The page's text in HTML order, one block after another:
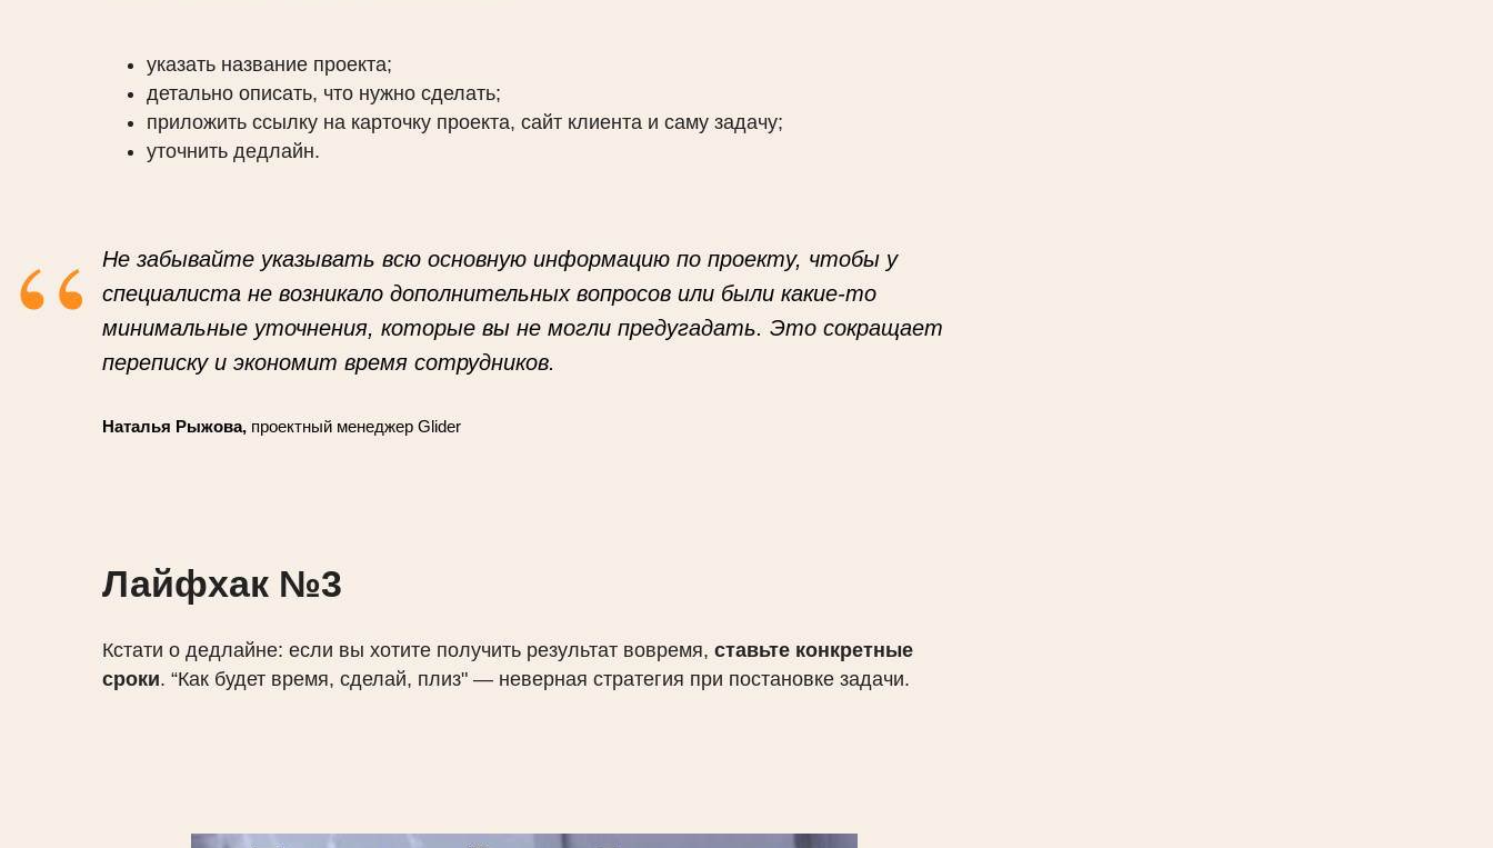
указать название проекта;
детально описать, что нужно сделать;
приложить ссылку на карточку проекта, сайт клиента и саму задачу;
уточнить дедлайн.
“
Не забывайте указывать всю основную информацию по проекту, чтобы у
специалиста не возникало дополнительных вопросов или были какие-то
минимальные уточнения, которые вы не могли предугадать. Это сокращает
переписку и экономит время сотрудников.
Наталья Рыжова, проектный менеджер Glider
Лайфхак №3
Кстати о дедлайне: если вы хотите получить результат вовремя, ставьте конкретные
сроки. “Как будет время, сделай, плиз" ― неверная стратегия при постановке задачи.